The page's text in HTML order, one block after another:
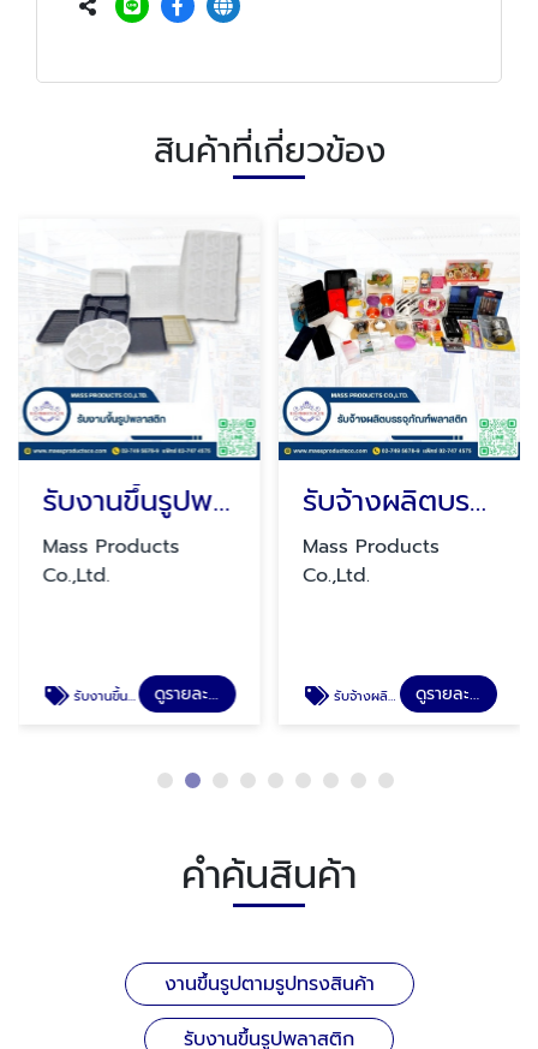
สินค้าที่เกี่ยวข้อง
รับงานขึ้นรูปพลาสติก
Mass Products
Co.,Ltd.
รับงานขึ้นรูปพลาสติก ดูรายละเอียด
รับจ้างผลิตบรรจุภัณฑ์พลาสติก
Mass Products
Co.,Ltd.
รับจ้างผลิตบรรจุภัณฑ์พลาสติก ดูรายละเอียด
คำค้นสินค้า
งานขึ้นรูปตามรูปทรงสินค้า
รับงานขึ้นรูปพลาสติก